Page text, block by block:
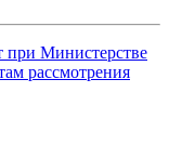
при Министерстве
рассмотрения